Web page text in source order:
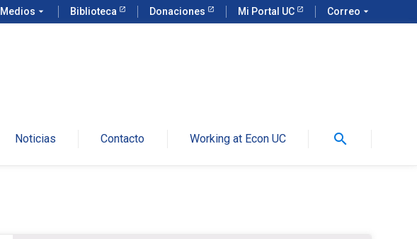
Medios arrow_drop_down Biblioteca Donaciones Mi Portal UC Correo arrow_drop_down
Noticias Contacto Working at Econ UC search